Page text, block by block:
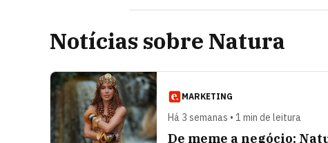
Notícias sobre Natura
MARKETING
Há 3 semanas • 1 min de leitura
De meme a negócio: